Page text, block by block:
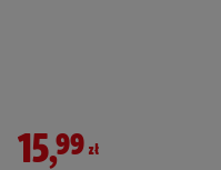
15,99zł